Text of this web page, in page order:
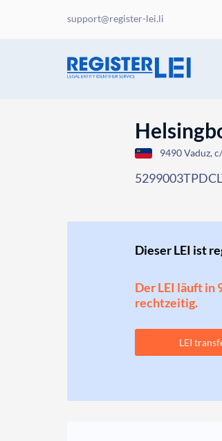
support@register-lei.li
9490 Vaduz,
Dieser LEI ist
Der LEI läuft in
rechtzeitig.
LEI